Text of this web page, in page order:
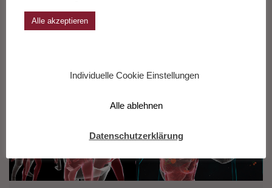
No Comment, was das üppige Rosa betrifft, es liegt im Trend.
Alle akzeptieren
Individuelle Cookie Einstellungen
Alle ablehnen
Datenschutzerklärung